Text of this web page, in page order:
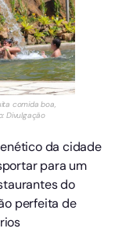
comida boa,
Divulgação
da cidade
para um
do
perfeita de